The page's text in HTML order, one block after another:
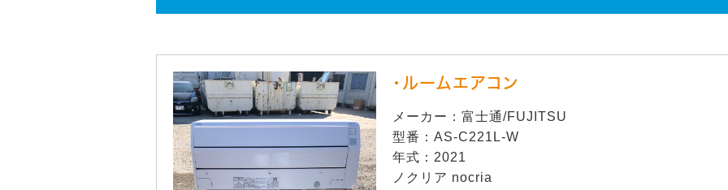
・ルームエアコン
メーカー：富士通/FUJITSU
型番：AS-C221L-W
年式：2021
ノクリア nocria